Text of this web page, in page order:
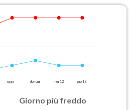
oggi domani mer 12 gio 13
Giorno più freddo